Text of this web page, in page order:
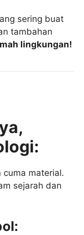
sering buat
tambahan
lingkungan!
cuma material.
sejarah dan